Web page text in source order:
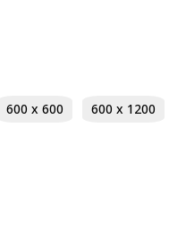
600 x 600 600 x 1200